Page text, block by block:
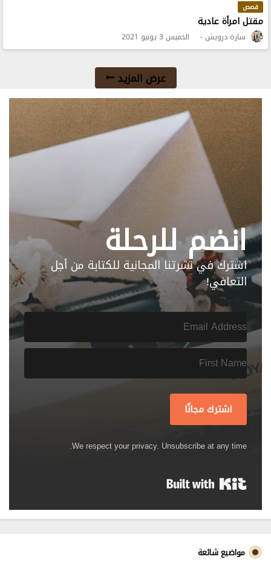
قصص
مقتل امرأة عادية
سارة درويش الخميس 3 يونيو 2021
عرض المزيد
انضم للرحلة
اشترك في نشرتنا المجانية للكتابة من أجل
التعافي!
اشترك مجانًا
We respect your privacy. Unsubscribe at any time.
مواضيع شائعة